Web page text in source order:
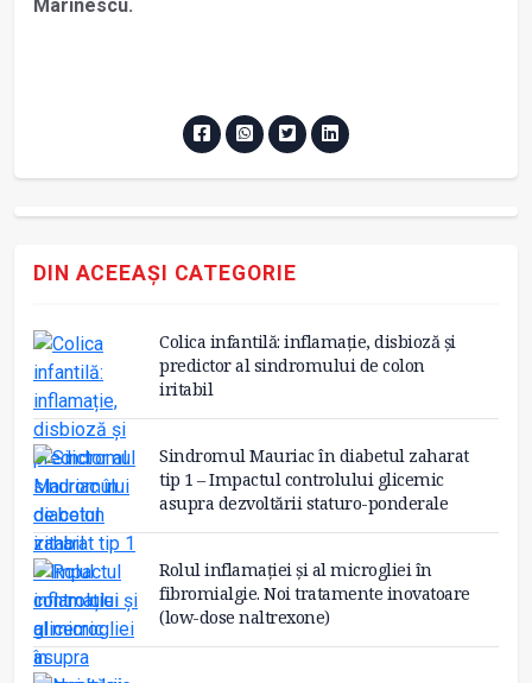
Marinescu.
DIN ACEEAȘI CATEGORIE
Colica infantilă: inflamație, disbioză și
predictor al sindromului de colon
iritabil
Sindromul Mauriac în diabetul zaharat
tip 1 – Impactul controlului glicemic
asupra dezvoltării staturo-ponderale
Rolul inflamației și al microgliei în
fibromialgie. Noi tratamente inovatoare
(low-dose naltrexone)